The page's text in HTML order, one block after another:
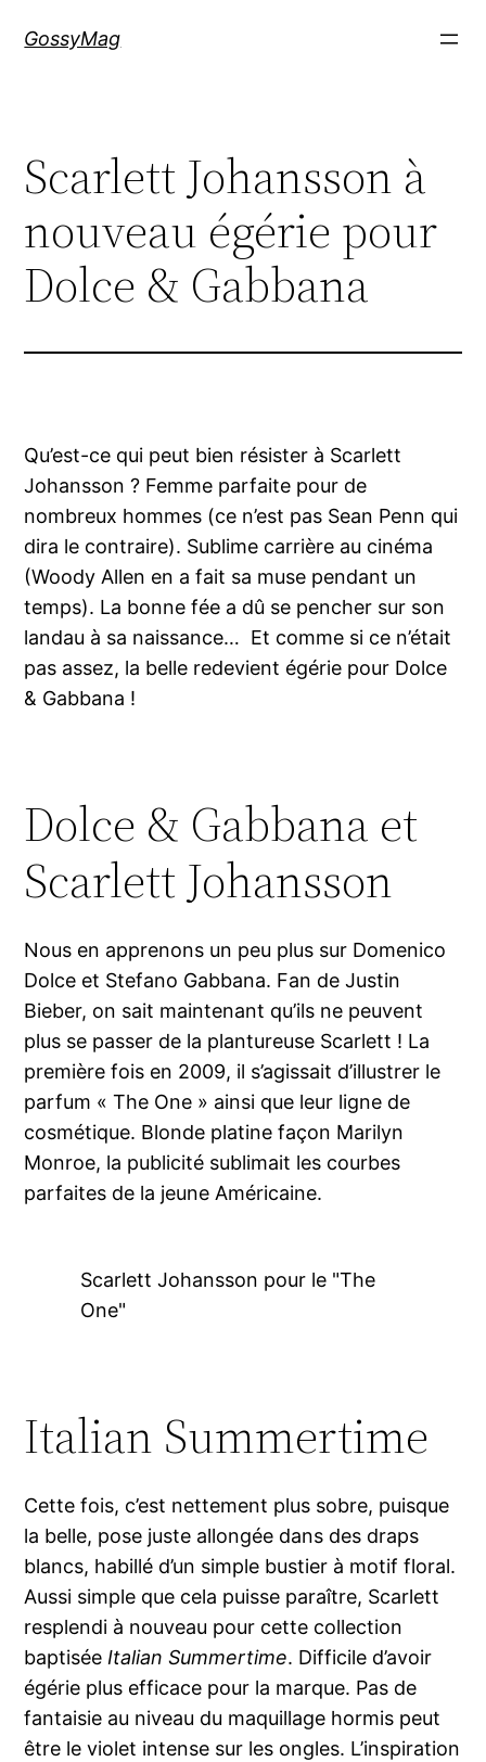
GossyMag
Scarlett Johansson à
nouveau égérie pour
Dolce & Gabbana
Qu’est-ce qui peut bien résister à Scarlett
Johansson ? Femme parfaite pour de
nombreux hommes (ce n’est pas Sean Penn qui
dira le contraire). Sublime carrière au cinéma
(Woody Allen en a fait sa muse pendant un
temps). La bonne fée a dû se pencher sur son
landau à sa naissance… Et comme si ce n’était
pas assez, la belle redevient égérie pour Dolce
& Gabbana !
Dolce & Gabbana et
Scarlett Johansson
Nous en apprenons un peu plus sur Domenico
Dolce et Stefano Gabbana. Fan de Justin
Bieber, on sait maintenant qu’ils ne peuvent
plus se passer de la plantureuse Scarlett ! La
première fois en 2009, il s’agissait d’illustrer le
parfum « The One » ainsi que leur ligne de
cosmétique. Blonde platine façon Marilyn
Monroe, la publicité sublimait les courbes
parfaites de la jeune Américaine.
Scarlett Johansson pour le "The
One"
Italian Summertime
Cette fois, c’est nettement plus sobre, puisque
la belle, pose juste allongée dans des draps
blancs, habillé d’un simple bustier à motif floral.
Aussi simple que cela puisse paraître, Scarlett
resplendi à nouveau pour cette collection
baptiséeItalian Summertime. Difficile d’avoir
égérie plus efficace pour la marque. Pas de
fantaisie au niveau du maquillage hormis peut
être le violet intense sur les ongles. L’inspiration